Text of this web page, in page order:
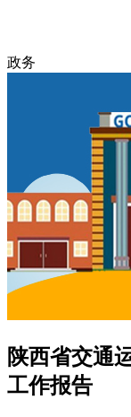
政务
陕西省交通
工作报告